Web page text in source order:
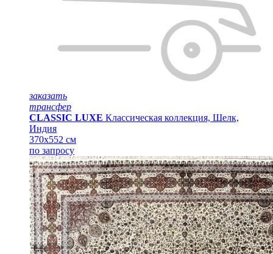
заказать
трансфер
CLASSIC LUXE Классическая коллекция, Шелк,
Индия
370x552 см
по запросу